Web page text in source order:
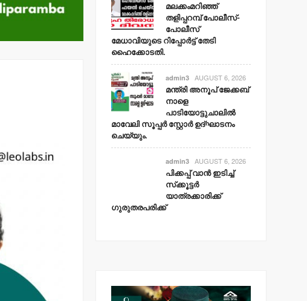
മലക്കംമറിഞ്ഞ്
തളിപ്പറമ്പ് പോലീസ്-
പോലീസ്
മേധാവിയുടെ റിപ്പോര്‍ട്ട് തേടി
ഹൈക്കോടതി.
admin3 AUGUST 6, 2026
മന്ത്രി അനൂപ് ജേക്കബ്
നാളെ
പാടിയോട്ടുചാലില്‍
മാവേലി സൂപ്പര്‍ സ്റ്റോര്‍ ഉദ്ഘാടനം
ചെയ്യും.
admin3 AUGUST 6, 2026
പിക്കപ്പ് വാന്‍ ഇടിച്ച്
സ്‌ക്കൂട്ടര്‍
യാത്രക്കാരിക്ക്
ഗുരുതരപരിക്ക്